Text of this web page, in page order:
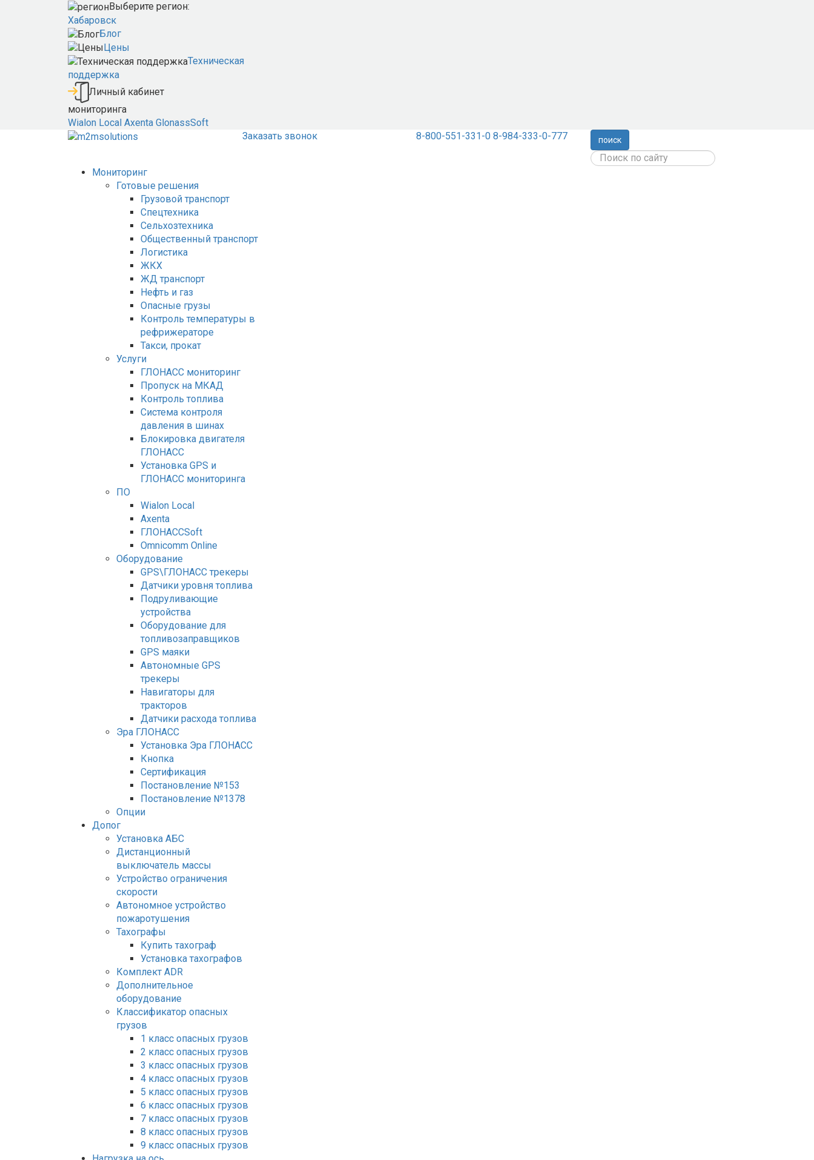
Выберите регион:
Хабаровск
Блог
Цены
Техническая
поддержка
Личный кабинет
мониторинга
Wialon Local Axenta GlonassSoft
Заказать звонок
8-800-551-331-0 8-984-333-0-777 поиск
Мониторинг
Готовые решения
Грузовой транспорт
Спецтехника
Сельхозтехника
Общественный транспорт
Логистика
ЖКХ
ЖД транспорт
Нефть и газ
Опасные грузы
Контроль температуры в
рефрижераторе
Такси, прокат
Услуги
ГЛОНАСС мониторинг
Пропуск на МКАД
Контроль топлива
Система контроля
давления в шинах
Блокировка двигателя
ГЛОНАСС
Установка GPS и
ГЛОНАСС мониторинга
ПО
Wialon Local
Axenta
ГЛОНАССSoft
Оmnicomm Оnline
Оборудование
GPS\ГЛОНАСС трекеры
Датчики уровня топлива
Подруливающие
устройства
Оборудование для
топливозаправщиков
GPS маяки
Автономные GPS
трекеры
Навигаторы для
тракторов
Датчики расхода топлива
Эра ГЛОНАСС
Установка Эра ГЛОНАСС
Кнопка
Сертификация
Постановление №153
Постановление №1378
Опции
Допог
Установка АБС
Дистанционный
выключатель массы
Устройство ограничения
скорости
Автономное устройство
пожаротушения
Тахографы
Купить тахограф
Установка тахографов
Комплект ADR
Дополнительное
оборудование
Классификатор опасных
грузов
1 класс опасных грузов
2 класс опасных грузов
3 класс опасных грузов
4 класс опасных грузов
5 класс опасных грузов
6 класс опасных грузов
7 класс опасных грузов
8 класс опасных грузов
9 класс опасных грузов